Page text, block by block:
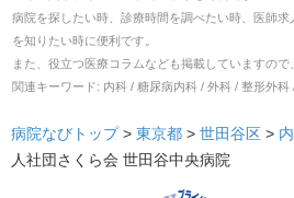
病院を探したい時、診療時間を調べたい時、医師
を知りたい時に便利です。
また、役立つ医療コラムなども掲載していますので
関連キーワード: 内科 / 糖尿病内科 / 外科 / 整形外科
病院なびトップ > 東京都 > 世田谷区 >
人社団さくら会 世田谷中央病院